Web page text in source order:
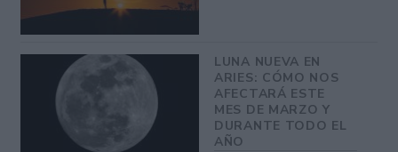
LUNA NUEVA EN
ARIES: CÓMO NOS
AFECTARÁ ESTE
MES DE MARZO Y
DURANTE TODO EL
AÑO